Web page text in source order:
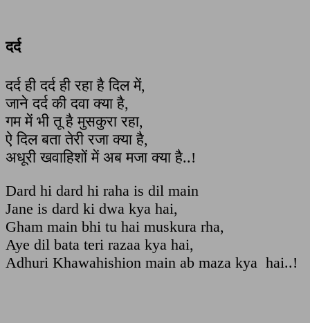
दर्द
दर्द ही दर्द ही रहा है दिल में,
जाने दर्द की दवा क्या है,
गम में भी तू है मुसकुरा रहा,
ऐ दिल बता तेरी रजा क्या है,
अधूरी खवाहिशों में अब मजा क्या है..!
Dard hi dard hi raha is dil main
Jane is dard ki dwa kya hai,
Gham main bhi tu hai muskura rha,
Aye dil bata teri razaa kya hai,
Adhuri Khawahishion main ab maza kya hai..!